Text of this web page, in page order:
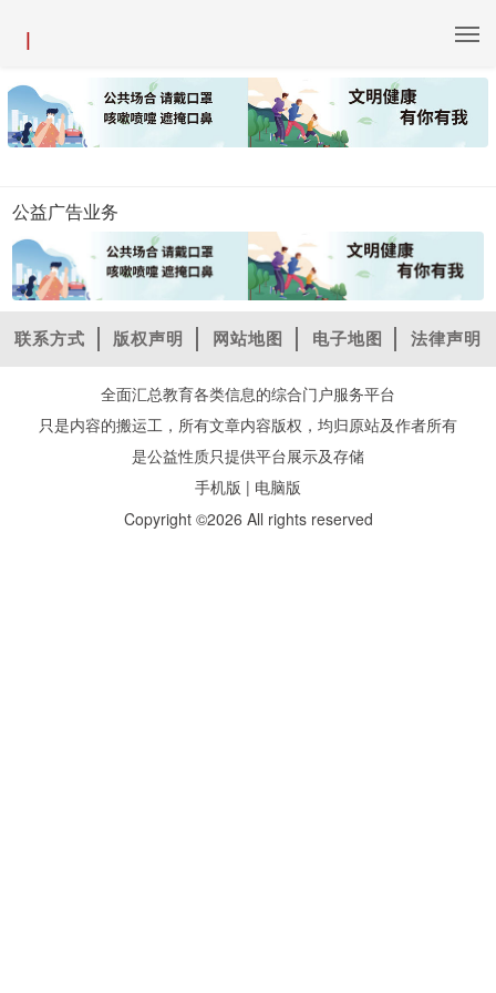
|
公益广告业务
联系方式 版权声明 网站地图 电子地图 法律声明
全面汇总教育各类信息的综合门户服务平台
只是内容的搬运工，所有文章内容版权，均归原站及作者所有
是公益性质只提供平台展示及存储
手机版 | 电脑版
Copyright ©2026 All rights reserved